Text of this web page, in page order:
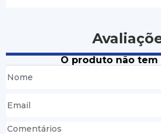
O produto não tem